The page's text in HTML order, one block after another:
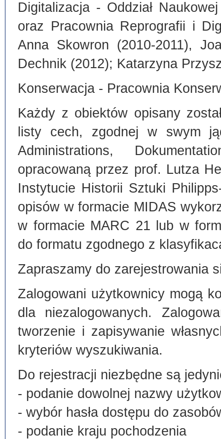
Digitalizacja - Oddział
oraz Pracownia Reprografii i
Anna Skowron (2010-2011),
Dechnik (2012); Katarzyna
Konserwacja - Pracownia
Każdy z obiektów opisany
listy cech, zgodnej w swym
Administrations,
opracowaną przez prof. Lutza
Instytucie Historii Sztuki
opisów w formacie MIDAS
w formacie MARC 21 lub w
do formatu zgodnego z
Zapraszamy do zarejestrowania
Zalogowani użytkownicy mogą
dla niezalogowanych.
tworzenie i zapisywanie
kryteriów wyszukiwania.
Do rejestracji niezbędne są
- podanie dowolnej nazwy
- wybór hasła dostępu do
- podanie kraju pochodzenia